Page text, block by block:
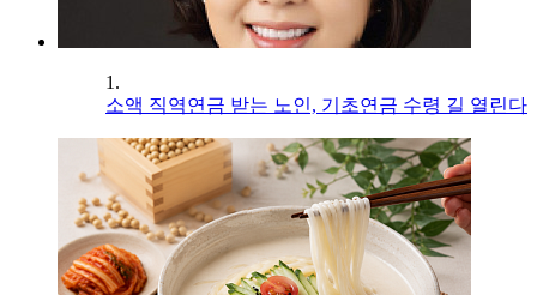
1.
소액 직역연금 받는 노인, 기초연금 수령 길 열린다